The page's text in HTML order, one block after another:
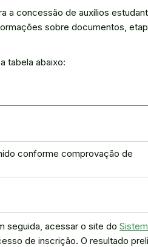
a concessão de auxílios
sobre documentos,
tabela abaixo:
conforme comprovação de
seguida, acessar o site do
de inscrição. O resultado